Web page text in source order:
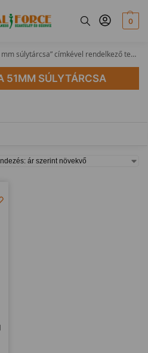
0
súlytárcsa” címkével rendelkező termékek
51MM SÚLYTÁRCSA